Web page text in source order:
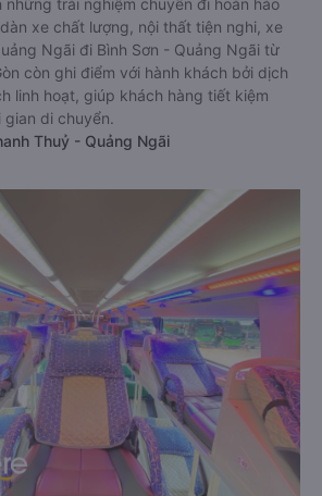
xe chất lượng, nội thất tiện nghi, xe
Ngãi đi Bình Sơn - Quảng Ngãi từ
còn ghi điểm với hành khách bởi dịch
linh hoạt, giúp khách hàng tiết kiệm
di chuyển.
Thuỷ - Quảng Ngãi